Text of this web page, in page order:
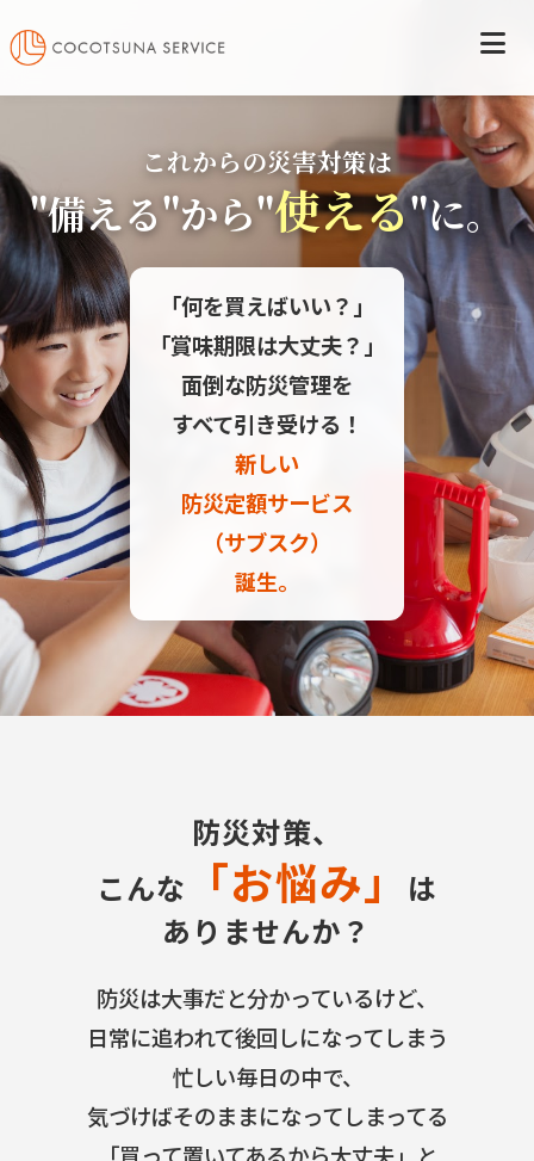
これからの災害対策は
"備える"から"使える"に。
「何を買えばいい？」
「賞味期限は大丈夫？」
面倒な防災管理を
すべて引き受ける！
新しい
防災定額サービス
（サブスク）
誕生。
防災対策、
こんな
「お悩み」
は
ありませんか？
防災は大事だと分かっているけど、
日常に追われて後回しになってしまう
忙しい毎日の中で、
気づけばそのままになってしまってる